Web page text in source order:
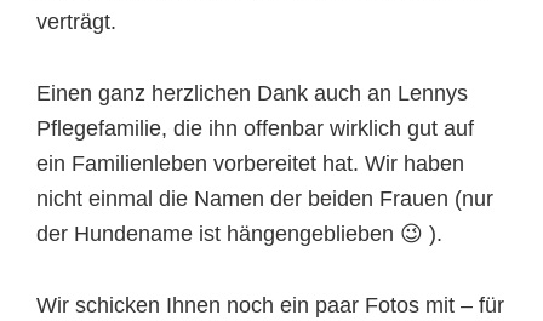
verträgt.
Einen ganz herzlichen Dank auch an Lennys
Pflegefamilie, die ihn offenbar wirklich gut auf
ein Familienleben vorbereitet hat. Wir haben
nicht einmal die Namen der beiden Frauen (nur
der Hundename ist hängengeblieben 😉 ).
Wir schicken Ihnen noch ein paar Fotos mit – für